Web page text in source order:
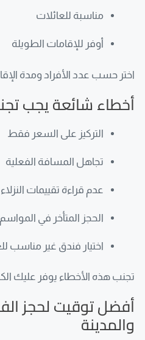
مناسبة للعائلات
أوفر للإقامات الطويلة
اختر حسب عدد الأفراد ومدة
أخطاء شائعة يجب
التركيز على السعر فقط
تجاهل المسافة الفعلية
عدم قراءة تقييمات النزلاء
الحجز المتأخر في المواسم
اختيار فندق غير مناسب
تجنب هذه الأخطاء يوفر عليك
أفضل توقيت لحجز
والمدينة